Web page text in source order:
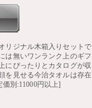
リジナル木箱入りセットで
は無いワンランク上のギフ
にぴったりとカタログが収
を見せる今治タオルは存在
別:11000円以上]